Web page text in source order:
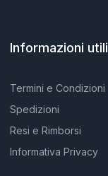
Informazioni utili
Termini e Condizioni
Spedizioni
Resi e Rimborsi
Informativa Privacy